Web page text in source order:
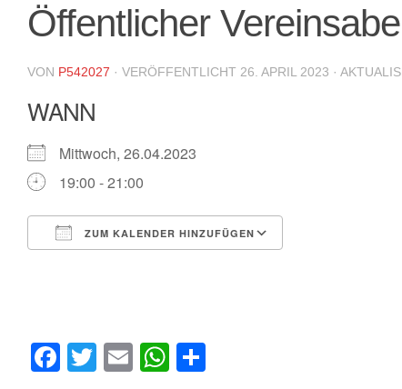
Öffentlicher
VON P542027 · VERÖFFENTLICHT 26. APRIL 2023 ·
WANN
Mittwoch, 26.04.2023
19:00 - 21:00
ZUM KALENDER HINZUFÜGEN
Facebook
TwitterEmailWhatsApp